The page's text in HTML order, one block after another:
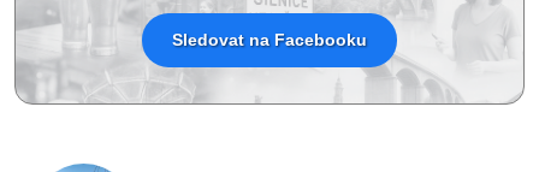
Sledovat na Facebooku